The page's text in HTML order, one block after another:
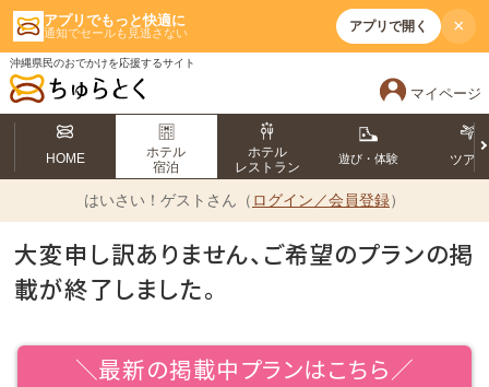
アプリでもっと快適に
通知でセールも見逃さない アプリで開く ×
沖縄県民のおでかけを応援するサイト
マイページ
HOME
ホテル
宿泊
ホテル
レストラン
遊び・体験 ツアー
はいさい！ ゲストさん（ ログイン／会員登録）
大変申し訳ありません、ご希望のプランの掲
載が終了しました。
＼最新の掲載中プランはこちら／